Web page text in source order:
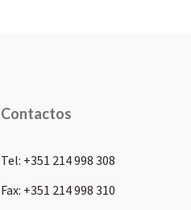
Contactos
Tel: +351 214 998 308
Fax: +351 214 998 310